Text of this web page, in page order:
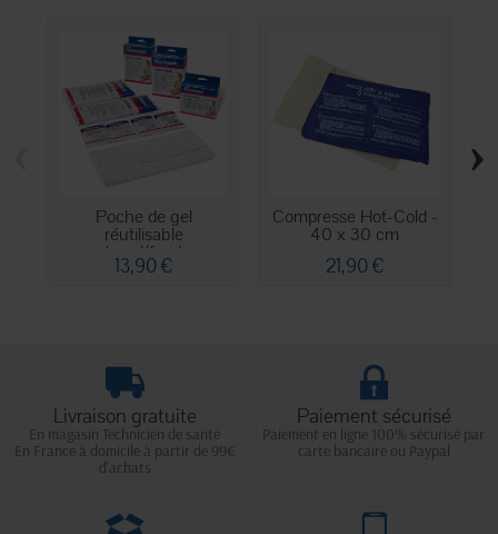
Poche de gel
réutilisable
chaud/froid...
13,90 €
Compresse Hot-Cold -
40 x 30 cm
21,90 €
›
Livraison gratuite
En magasin Technicien de santé
En France à domicile à partir de 99€
d'achats
Paiement sécurisé
Paiement en ligne 100% sécurisé par
carte bancaire ou Paypal